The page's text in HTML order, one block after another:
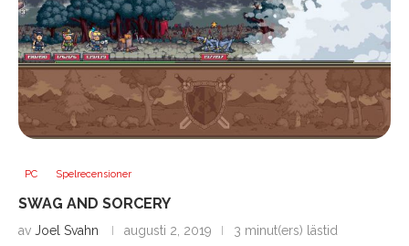
PC Spelrecensioner
SWAG AND SORCERY
av Joel Svahn augusti 2, 2019 3 minut(ers) lästid